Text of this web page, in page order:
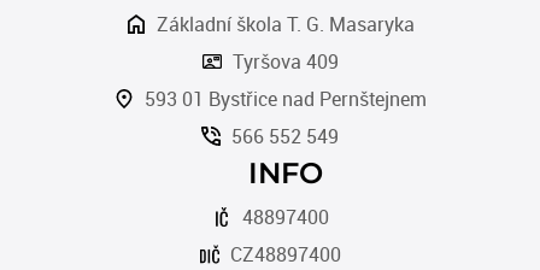
Základní škola T. G. Masaryka
Tyršova 409
593 01 Bystřice nad Pernštejnem
566 552 549
INFO
48897400
CZ48897400